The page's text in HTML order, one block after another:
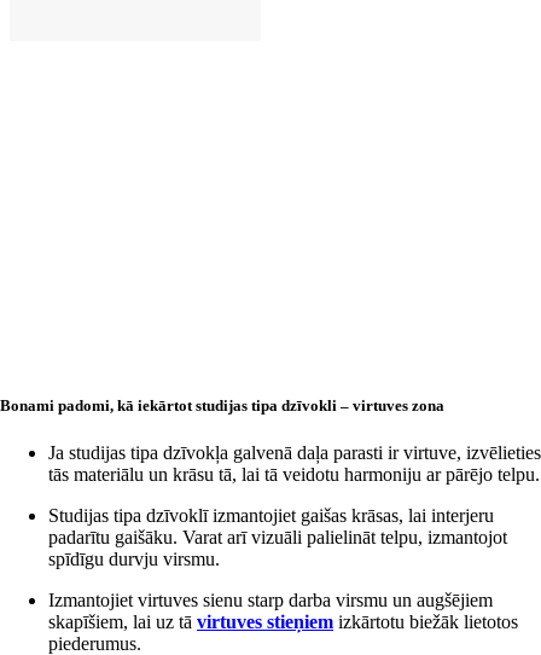
Bonami padomi, kā iekārtot studijas tipa dzīvokli – virtuves zona
Ja studijas tipa dzīvokļa galvenā daļa parasti ir virtuve, izvēlieties
tās materiālu un krāsu tā, lai tā veidotu harmoniju ar pārējo telpu.
Studijas tipa dzīvoklī izmantojiet gaišas krāsas, lai interjeru
padarītu gaišāku. Varat arī vizuāli palielināt telpu, izmantojot
spīdīgu durvju virsmu.
Izmantojiet virtuves sienu starp darba virsmu un augšējiem
skapīšiem, lai uz tā virtuves stieņiem izkārtotu biežāk lietotos
piederumus.